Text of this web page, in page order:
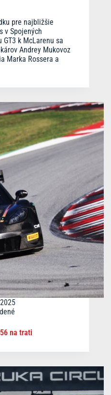
pre najbližšie
v Spojených
k McLarenu sa
Andrey Mukovoz
Marka Rossera a
na trati